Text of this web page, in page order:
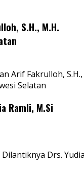
S.H., M.H.
Arif Fakrulloh, S.H.,
Selatan
Ramli, M.Si
Drs.